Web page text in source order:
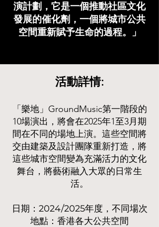
演計劃，它是一個推動社區文化
發展的催化劑，一個將城市公共
空間重新賦予生命的過程。」
活動詳情:
「樂地」GroundMusic第一階段的
10場演出，將會在2025年1至3月期
間在不同的場地上演。這些空間將
交由建築及設計團隊重新打造，將
這些城市空間變為充滿活力的文化
舞台，將藝術融入大眾的日常生
活。
日期：2024/2025年度，不同場次
​地點：香港各大公共空間